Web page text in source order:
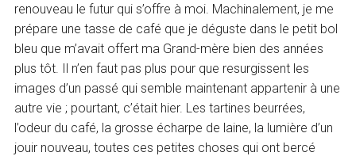
renouveau le futur qui s’offre à moi. Machinalement, je me
prépare une tasse de café que je déguste dans le petit bol
bleu que m’avait offert ma Grand-mère bien des années
plus tôt. Il n’en faut pas plus pour que resurgissent les
images d’un passé qui semble maintenant appartenir à une
autre vie ; pourtant, c’était hier. Les tartines beurrées,
l’odeur du café, la grosse écharpe de laine, la lumière d’un
jouir nouveau, toutes ces petites choses qui ont bercé